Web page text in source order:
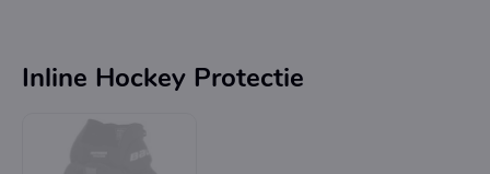
Inline Hockey Protectie